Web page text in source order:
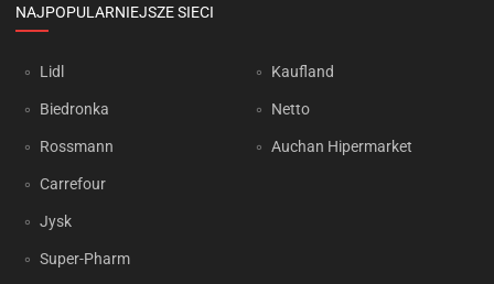
NAJPOPULARNIEJSZE SIECI
Lidl
Biedronka
Rossmann
Carrefour
Jysk
Super-Pharm
Kaufland
Netto
Auchan Hipermarket